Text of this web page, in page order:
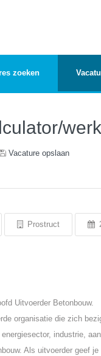
zoeken
Vacature opslaan
Prostruct
Uitvoerder Betonbouw.
organisatie die zich
industrie,
Als uitvoerder geef